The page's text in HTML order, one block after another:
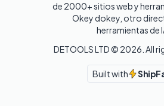
de 2000+ sitios web y
Okey dokey, otro
herramientas de
DETOOLS LTD © 2026 . All
Built with